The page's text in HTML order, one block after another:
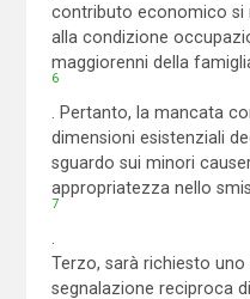
contributo economico si
alla condizione
maggiorenni della
6
. Pertanto, la mancata
dimensioni esistenziali
sguardo sui minori
appropriatezza nello
7
Terzo, sarà richiesto
segnalazione reciproca